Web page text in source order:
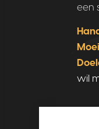
een
wil